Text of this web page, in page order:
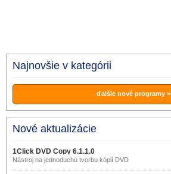
Najnovšie v kategórii
ďalšie nové programy »
Nové aktualizácie
1Click DVD Copy 6.1.1.0
Nástroj na jednoduchú tvorbu kópií DVD